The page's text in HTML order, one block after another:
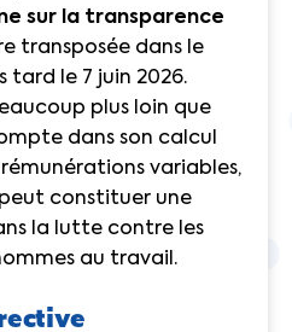
sur la transparence
transposée dans le
tard le 7 juin 2026.
plus loin que
dans son calcul
variables,
constituer une
la lutte contre les
au travail.